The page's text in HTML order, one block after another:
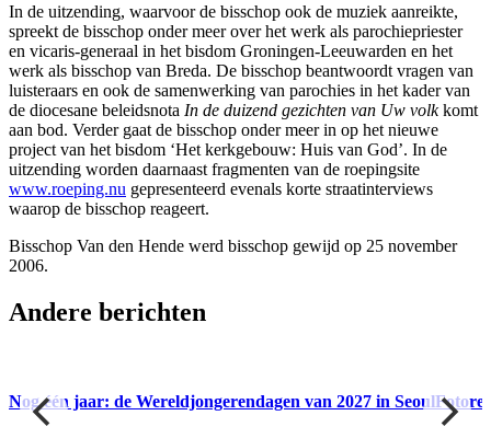
In de uitzending, waarvoor de bisschop ook de muziek aanreikte,
spreekt de bisschop onder meer over het werk als parochiepriester
en vicaris-generaal in het bisdom Groningen-Leeuwarden en het
werk als bisschop van Breda. De bisschop beantwoordt vragen van
luisteraars en ook de samenwerking van parochies in het kader van
de diocesane beleidsnota In de duizend gezichten van Uw volkkomt
aan bod. Verder gaat de bisschop onder meer in op het nieuwe
project van het bisdom ‘Het kerkgebouw: Huis van God’. In de
uitzending worden daarnaast fragmenten van de roepingsite
www.roeping.nu gepresenteerd evenals korte straatinterviews
waarop de bisschop reageert.
Bisschop Van den Hende werd bisschop gewijd op 25 november
2006.
Andere berichten
Nog één jaar: de Wereldjongerendagen van 2027 in Seoul